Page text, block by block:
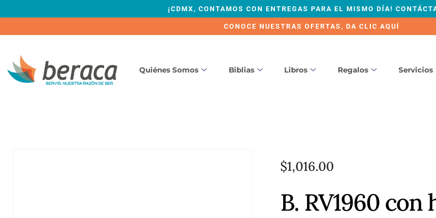
¡CDMX, CONTAMOS CON ENTREGAS PARA EL MISMO DÍA!
CONOCE NUESTRAS OFERTAS, DA CLIC AQUÍ
Quiénes Somos Biblias Libros Regalos Servicios
$1,016.00
B. RV1960